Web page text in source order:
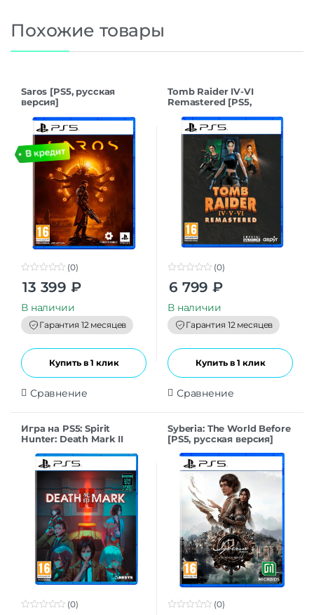
Похожие товары
Saros [PS5, русская
версия]
t
o
f
5
(0)
13 399 ₽
В наличии
Гарантия 12 месяцев
Купить в 1 клик
Сравнение
Tomb Raider IV-VI
Remastered [PS5,
o
t
o
f
5
(0)
6 799 ₽
В наличии
Гарантия 12 месяцев
Купить в 1 клик
Сравнение
Игра на PS5: Spirit
Hunter: Death Mark II
(0)
Syberia: The World Before
[PS5, русская версия]
(0)